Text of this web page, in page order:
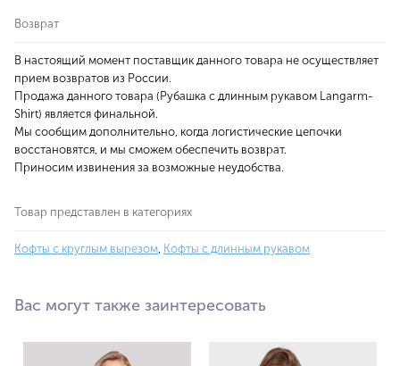
Возврат
В настоящий момент поставщик данного товара не осуществляет
прием возвратов из России.
Продажа данного товара (Рубашка с длинным рукавом Langarm-
Shirt) является финальной.
Мы сообщим дополнительно, когда логистические цепочки
восстановятся, и мы сможем обеспечить возврат.
Приносим извинения за возможные неудобства.
Товар представлен в категориях
Кофты с круглым вырезом, Кофты с длинным рукавом
Вас могут также заинтересовать